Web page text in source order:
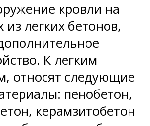
кровли на
из легких бетонов,
К легким
относят следующие
пенобетон,
керамзитобетон